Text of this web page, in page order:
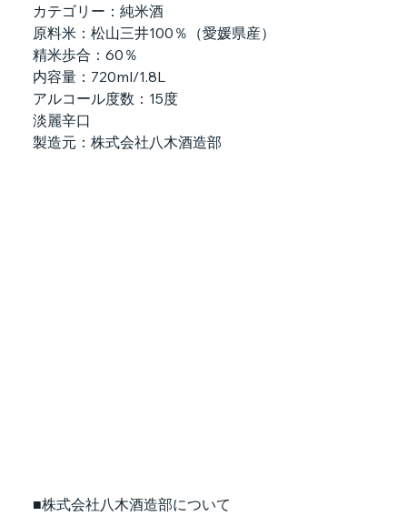
カテゴリー：純米酒
原料米：松山三井100％（愛媛県産）
精米歩合：60％
内容量：720ml/1.8L
アルコール度数：15度
淡麗辛口
製造元：株式会社八木酒造部
■株式会社八木酒造部について